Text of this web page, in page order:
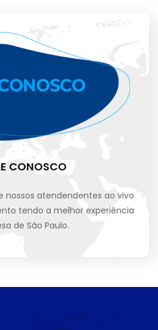
CONOSCO
nossos atendendentes ao vivo
tendo a melhor experiência
de São Paulo.